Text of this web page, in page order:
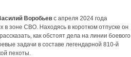
Воробьев с апреля 2024 года
в зоне СВО. Находясь в коротком отпуске он
как обстоят дела на линии боевого
задачи в составе легендарной 810-й
пехоты.